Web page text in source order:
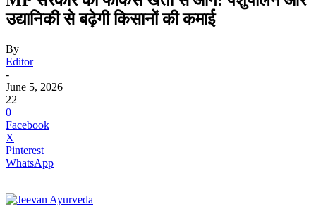
उद्यानिकी से बढ़ेगी किसानों की कमाई
By
Editor
-
June 5, 2026
22
0
Facebook
X
Pinterest
WhatsApp